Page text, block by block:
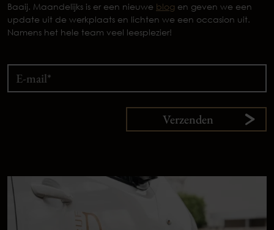
Baaij. Maandelijks is er een nieuwe blog en geven we een
update uit de werkplaats en lichten we een occasion uit.
Namens het hele team veel leesplezier!
Verzenden